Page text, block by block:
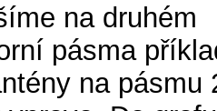
na druhém
pásma
na pásmu